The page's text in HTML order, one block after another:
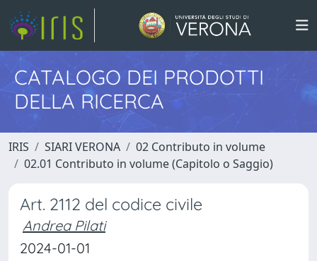
CATALOGO DEI PRODOTTI
DELLA RICERCA
IRIS SIARI VERONA
02 Contributo in volume
02.01 Contributo in volume (Capitolo o Saggio)
Art. 2112 del codice civile
Andrea Pilati
2024-01-01